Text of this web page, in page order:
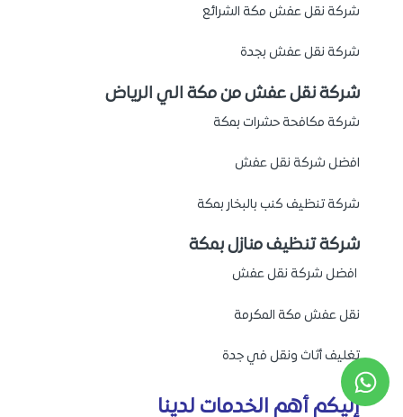
شركة نقل عفش مكة الشرائع
شركة نقل عفش بجدة
شركة نقل عفش من مكة الي الرياض
شركة مكافحة حشرات بمكة
افضل شركة نقل عفش
شركة تنظيف كنب بالبخار بمكة
شركة تنظيف منازل بمكة
افضل شركة نقل عفش
نقل عفش مكة المكرمة
تغليف أثاث ونقل في جدة
إليكم أهم الخدمات لدينا